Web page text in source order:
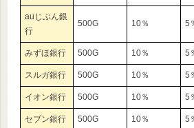
auじぶん銀
行
500G 10％ 5
みずほ銀行 500G 10％ 5
スルガ銀行 500G 10％ 5
イオン銀行 500G 10％ 5
セブン銀行 500G 10％ 5